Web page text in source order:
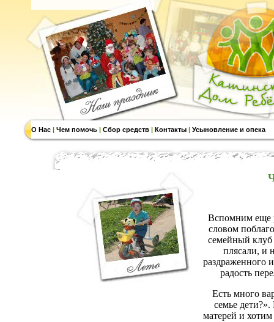
О Нас | Чем помочь | Сбор средств | Контакты | Усыновление и опека
Вспомним еще
словом
семейный
плясали, и
раздраженного
радость
Есть много
семье
матерей и